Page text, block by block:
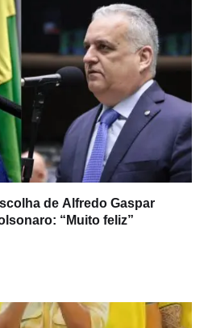
de Alfredo Gaspar
“Muito feliz”